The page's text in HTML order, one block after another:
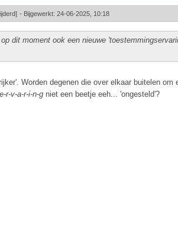
- Bijgewerkt: 24-06-2025, 10:18
dit moment ook een nieuwe
Worden degenen die over elkaar buitelen
e-r-v-a-r-i-n-g niet een beetje eeh... 'ongesteld'?